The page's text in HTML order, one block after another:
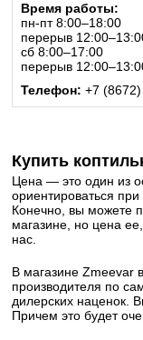
Время работы:
пн-пт 8:00–18:00
перерыв
сб 8:00–17:00
перерыв
Телефон: +7
Купить
Цена — это один из
ориентироваться при
Конечно, вы можете
магазине, но цена
нас.
В магазине Zmeevar
производителя по
дилерских наценок.
Причем это будет